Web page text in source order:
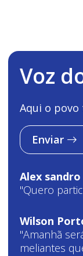
Voz
Aqui o povo
Enviar
Alex
"Quero
Wilson
"Amanhã
meliantes